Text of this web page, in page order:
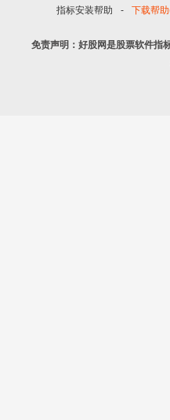
指标安装帮助 - 下载帮
免责声明：好股网是股票软件指